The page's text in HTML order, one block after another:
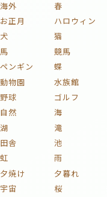
海外
春
お正月
ハロウィン
犬
猫
馬
競馬
ペンギン
蝶
動物園
水族館
野球
ゴルフ
自然
海
湖
滝
田舎
池
虹
雨
夕焼け
夕暮れ
宇宙
桜